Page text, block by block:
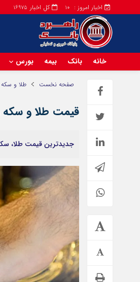
کل اخبار 16975 اخبار امروز : 10
خانه بانک بیمه بورس
صفحه نخست طلا و سکه
قیمت طلا و سکه روز
جدیدترین قیمت طلا، سکه و حباب